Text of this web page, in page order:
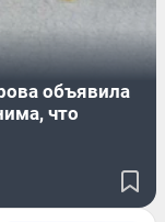
объявила
что